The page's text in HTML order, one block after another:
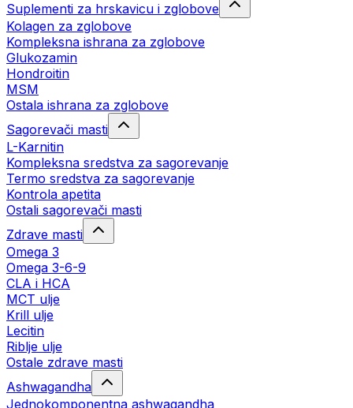
Suplementi za hrskavicu i zglobove
Kolagen za zglobove
Kompleksna ishrana za zglobove
Glukozamin
Hondroitin
MSM
Ostala ishrana za zglobove
Sagorevači masti
L-Karnitin
Kompleksna sredstva za sagorevanje
Termo sredstva za sagorevanje
Kontrola apetita
Ostali sagorevači masti
Zdrave masti
Omega 3
Omega 3-6-9
CLA i HCA
MCT ulje
Krill ulje
Lecitin
Riblje ulje
Ostale zdrave masti
Ashwagandha
Jednokomponentna ashwagandha